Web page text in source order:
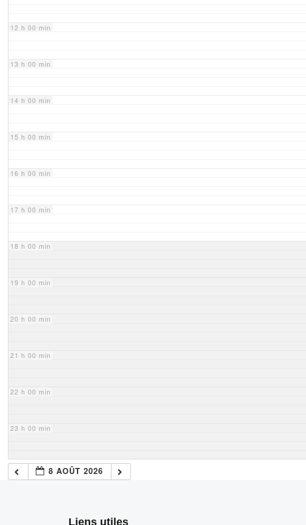
12 h 00 min
13 h 00 min
14 h 00 min
15 h 00 min
16 h 00 min
17 h 00 min
18 h 00 min
19 h 00 min
20 h 00 min
21 h 00 min
22 h 00 min
23 h 00 min
8 AOÛT 2026
Liens utiles